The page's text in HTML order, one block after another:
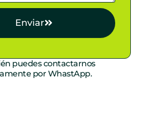
Enviar
puedes contactarnos
por WhastApp.